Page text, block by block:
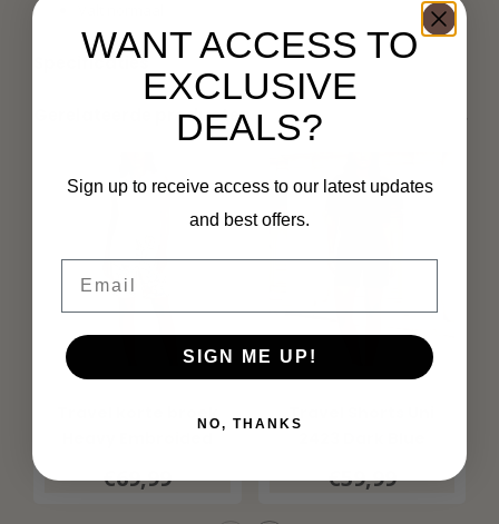
Specificaties
Gerelateerde producten
Travel korte broek
Multicolour
€69,99
Travel Shorts Uni
€59,99
WANT ACCESS TO
EXCLUSIVE
DEALS?
Sign up to receive access to our latest updates
and best offers.
SIGN ME UP!
NO, THANKS